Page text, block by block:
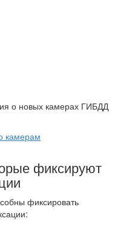
о новых камерах ГИБДД
камерам
фиксируют
фиксировать